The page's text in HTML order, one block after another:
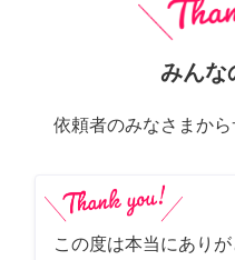
みんな
依頼者のみなさまか
この度は本当にあり